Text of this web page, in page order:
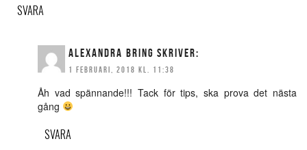
SVARA
ALEXANDRA BRING SKRIVER:
1 FEBRUARI, 2018 KL. 11:38
Åh vad spännande!!! Tack för tips, ska prova det nästa
gång
SVARA